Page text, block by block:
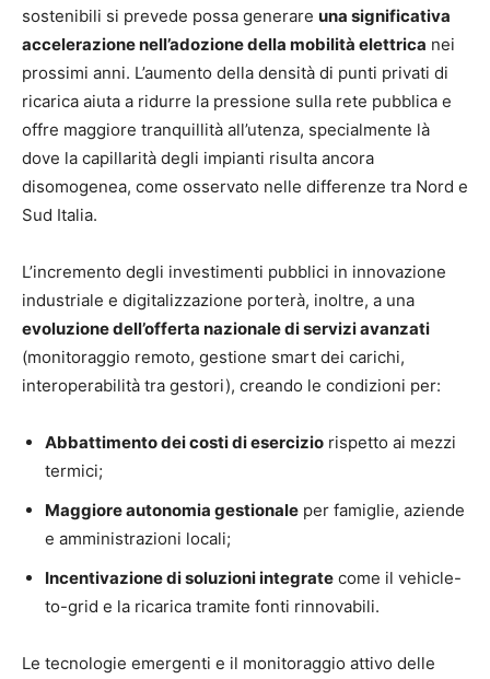
sostenibili si prevede possa generare una significativa
accelerazione nell’adozione della mobilità elettrica nei
prossimi anni. L’aumento della densità di punti privati di
ricarica aiuta a ridurre la pressione sulla rete pubblica e
offre maggiore tranquillità all’utenza, specialmente là
dove la capillarità degli impianti risulta ancora
disomogenea, come osservato nelle differenze tra Nord e
Sud Italia.
L’incremento degli investimenti pubblici in innovazione
industriale e digitalizzazione porterà, inoltre, a una
evoluzione dell’offerta nazionale di servizi avanzati
(monitoraggio remoto, gestione smart dei carichi,
interoperabilità tra gestori), creando le condizioni per:
Abbattimento dei costi di esercizio rispetto ai mezzi
termici;
Maggiore autonomia gestionale per famiglie, aziende
e amministrazioni locali;
Incentivazione di soluzioni integrate come il vehicle-
to-grid e la ricarica tramite fonti rinnovabili.
Le tecnologie emergenti e il monitoraggio attivo delle